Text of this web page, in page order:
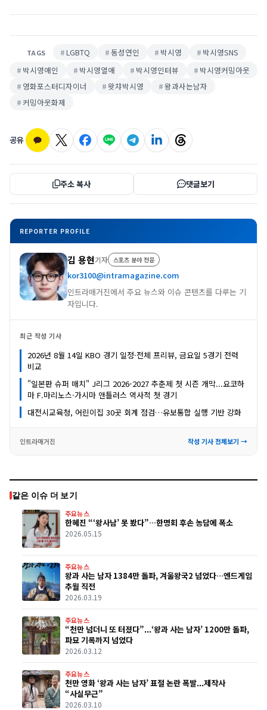
TAGS LGBTQ 동성연인 박시영
박시영SNS
박시영애인
박시영열애 박시영인터뷰
박시영커밍아웃
영화포스터디자이너
왓챠박시영
왕과사는남자
커밍아웃화제
공유
주소 복사 댓글보기
REPORTER PROFILE
김 용현기자 스포츠 분야 전문
kor3100@intramagazine.com
인트라매거진에서 주요 뉴스와 이슈 콘텐츠를 다루는 기
자입니다.
최근 작성 기사
2026년 8월 14일 KBO 경기 일정·전체 프리뷰, 금요일 5경기 전력
비교
"일본판 슈퍼 매치" J리그 2026-2027 추춘제 첫 시즌 개막...요코하
마 F.마리노스·가시마 앤틀러스 역사적 첫 경기
대전시교육청, 어린이집 30곳 회계 점검…유보통합 실행 기반 강화
인트라매거진 작성 기사 전체보기 →
같은 이슈 더 보기
주요뉴스
한혜진 “‘왕사남’ 못 봤다”…한명회 후손 농담에 폭소
2026.05.15
주요뉴스
왕과 사는 남자 1384만 돌파, 겨울왕국2 넘었다…엔드게임
추월 직전
2026.03.19
주요뉴스
“천만 넘더니 또 터졌다”...‘왕과 사는 남자’ 1200만 돌파,
파묘 기록까지 넘었다
2026.03.12
주요뉴스
천만 영화 ‘왕과 사는 남자’ 표절 논란 폭발...제작사
“사실무근”
2026.03.10